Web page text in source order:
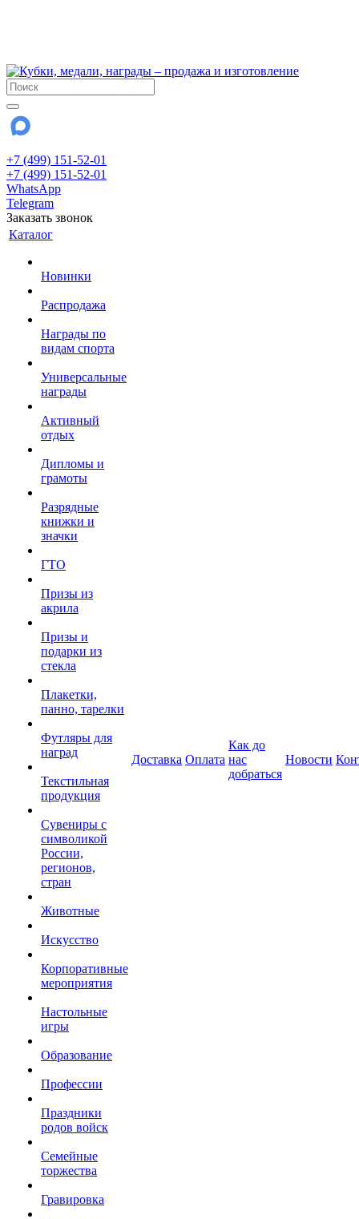
+7 (499) 151-52-01
+7 (499) 151-52-01
WhatsApp
Telegram
Заказать звонок
Каталог
Новинки
Распродажа
Награды по
видам спорта
Универсальные
награды
Активный
отдых
Дипломы и
грамоты
Разрядные
книжки и
значки
ГТО
Призы из
акрила
Призы и
подарки из
стекла
Плакетки,
панно, тарелки
Футляры для
наград
Текстильная
продукция
Сувениры с
символикой
России,
регионов,
стран
Животные
Искусство
Корпоративные
мероприятия
Настольные
игры
Образование
Профессии
Праздники
родов войск
Семейные
торжества
Гравировка
Доставка Оплата
Как до
нас
добраться
Новости